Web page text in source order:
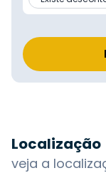
Localização
veja a